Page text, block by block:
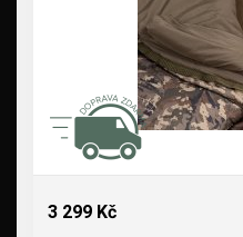
3 299 Kč